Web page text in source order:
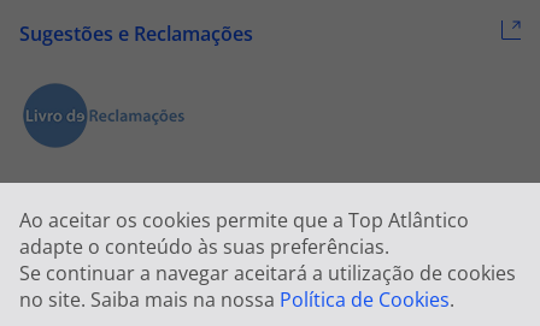
Ao aceitar os cookies permite que a Top Atlântico
adapte o conteúdo às suas preferências.
Se continuar a navegar aceitará a utilização de cookies
no site. Saiba mais na nossa Política de Cookies.
Sugestões e Reclamações
2026 © Todos os direitos reservados:Top Atlântico, Viagens e Turismo